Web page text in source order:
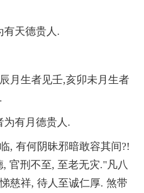
有天德贵人.
月生者见壬,亥卯未月生者
为有月德贵人.
, 有何阴昧邪暗敢容其间?!
官刑不至, 至老无灾."凡八
慈祥, 待人至诚仁厚. 煞带